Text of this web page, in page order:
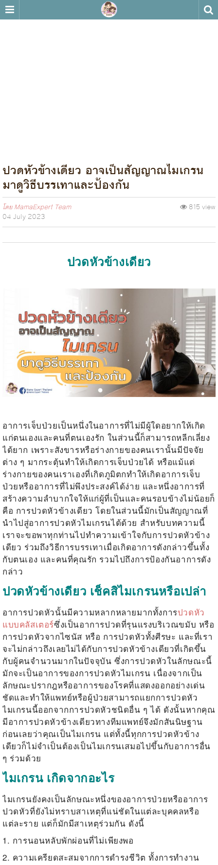
ปวดหัวข้างเดียว อาจเป็นสัญญาณไมเกรน
มาดูวิธีบรรเทาและป้องกัน
โดยMamaExpert Team
04 July 2023
815 view
ปวดหัวข้างเดียว
อาการเจ็บป่วยเป็นหนึ่งในอาการที่ไม่มีผู้ใดอยากให้เกิด
แก่ตนเองและคนที่ตนเองรัก ในส่วนนี้ก็สามารถหลีกเลี่ยง
ได้ยาก เพราะสังขารหรือร่างกายของคนเรานั้นมีปัจจัย
ต่าง ๆ มากระตุ้นทำให้เกิดการเจ็บป่วยได้ หรือแม้แต่
ร่างกายของคนเราเองที่เกิดภูมิตกทำให้เกิดอาการเจ็บ
ป่วยหรืออาการที่ไม่พึงประสงค์ได้ง่าย และหนึ่งอาการที่
สร้างความลำบากใจให้แก่ผู้ที่เป็นและคนรอบข้างไม่น้อยก็
คือ การปวดหัวข้างเดียว โดยในส่วนนี้มักเป็นสัญญาณที่
นำไปสู่อาการปวดหัวไมเกรนได้ด้วย สำหรับบทความนี้
เราจะขอพาทุกท่านไปทำความเข้าใจกับการปวดหัวข้าง
เดียว ร่วมถึงวิธีการบรรเทาเมื่อเกิดอาการดังกล่าวขึ้นทั้ง
กับตนเอง และคนที่คุณรัก รวมไปถึงการป้องกันอาการดัง
กล่าว
ปวดหัวข้างเดียว เช็คสิไมเกรนหรือเปล่า
อาการปวดหัวนั้นมีความหลากหลายมากทั้งการปวดหัว
แบบคลัสเตอร์ซึ่งเป็นอาการปวดที่รุนแรงบริเวณขมับ หรือ
การปวดหัวจากไซนัส หรือ การปวดหัวทั้งศีรษะ และที่เรา
จะไม่กล่าวถึงเลยไม่ได้กับการปวดหัวข้างเดียวที่เกิดขึ้น
กับผู้คนจำนวนมากในปัจจุบัน ซึ่งการปวดหัวในลักษณะนี้
มักจะเป็นอาการของการปวดหัวไมเกรน เนื่องจากเป็น
ลักษณะปรากฎหรืออาการของโรคที่แสดงออกอย่างเด่น
ชัดและทำให้แพทย์หรือผู้ป่วยสามารถแยกการปวดหัว
ไมเกรนนี้ออกจากการปวดหัวชนิดอื่น ๆ ได้ ดังนั้นหากคุณ
มีอาการปวดหัวข้างเดียวทางทีมแพทย์จึงมักสันนิษฐาน
ก่อนเลยว่าคุณเป็นไมเกรน แต่ทั้งนี้ทุกการปวดหัวข้าง
เดียวก็ไม่จำเป็นต้องเป็นไมเกรนเสมอไปขึ้นกับอาการอื่น
ๆ ร่วมด้วย
ไมเกรน เกิดจากอะไร
ไมเกรนยังคงเป็นลักษณะหนึ่งของอาการป่วยหรืออาการ
ปวดหัวที่ยังไม่ทราบสาเหตุที่แน่ชัดในแต่ละบุคคลหรือ
แต่ละราย แต่ก็มักมีสาเหตุร่วมกัน ดังนี้
1. การนอนหลับพักผ่อนที่ไม่เพียงพอ
2. ความเครียดสะสมจากการดำรงชีวิต ทั้งการทำงาน